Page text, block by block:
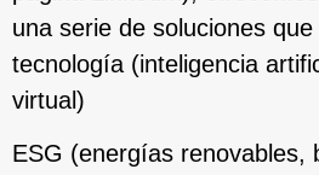
una serie de soluciones
tecnología (inteligencia
virtual)
ESG (energías renovables,